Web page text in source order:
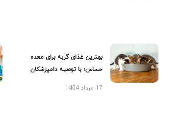
بهترین غذای گربه برای معده
حساس؛ با توصیه دامپزشکان
17 مرداد 1404